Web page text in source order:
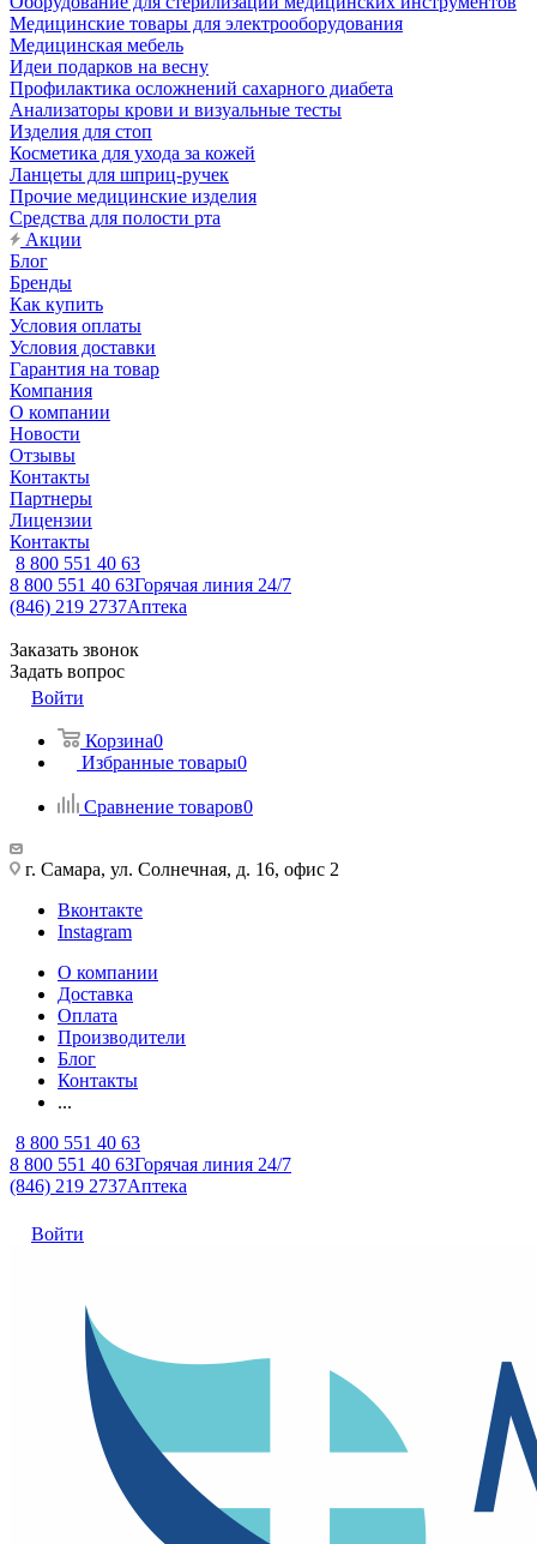
Медицинские товары для электрооборудования
Медицинская мебель
Идеи подарков на весну
Профилактика осложнений сахарного диабета
Анализаторы крови и визуальные тесты
Изделия для стоп
Косметика для ухода за кожей
Ланцеты для шприц-ручек
Прочие медицинские изделия
Средства для полости рта
Акции
Блог
Бренды
Как купить
Условия оплаты
Условия доставки
Гарантия на товар
Компания
О компании
Новости
Отзывы
Контакты
Партнеры
Лицензии
Контакты
8 800 551 40 63
8 800 551 40 63Горячая линия 24/7
(846) 219 2737Аптека
Заказать звонок
Задать вопрос
Войти
Корзина0
Избранные товары0
Сравнение товаров0
г. Самара, ул. Солнечная, д. 16, офис 2
Вконтакте
Instagram
О компании
Доставка
Оплата
Производители
Блог
Контакты
...
8 800 551 40 63
8 800 551 40 63Горячая линия 24/7
(846) 219 2737Аптека
Войти